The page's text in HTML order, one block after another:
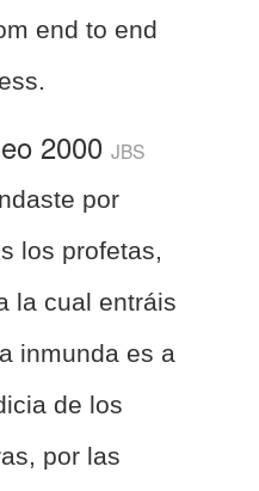
end to end
2000 JBS
por
los profetas,
la cual entráis
inmunda es a
de los
por las